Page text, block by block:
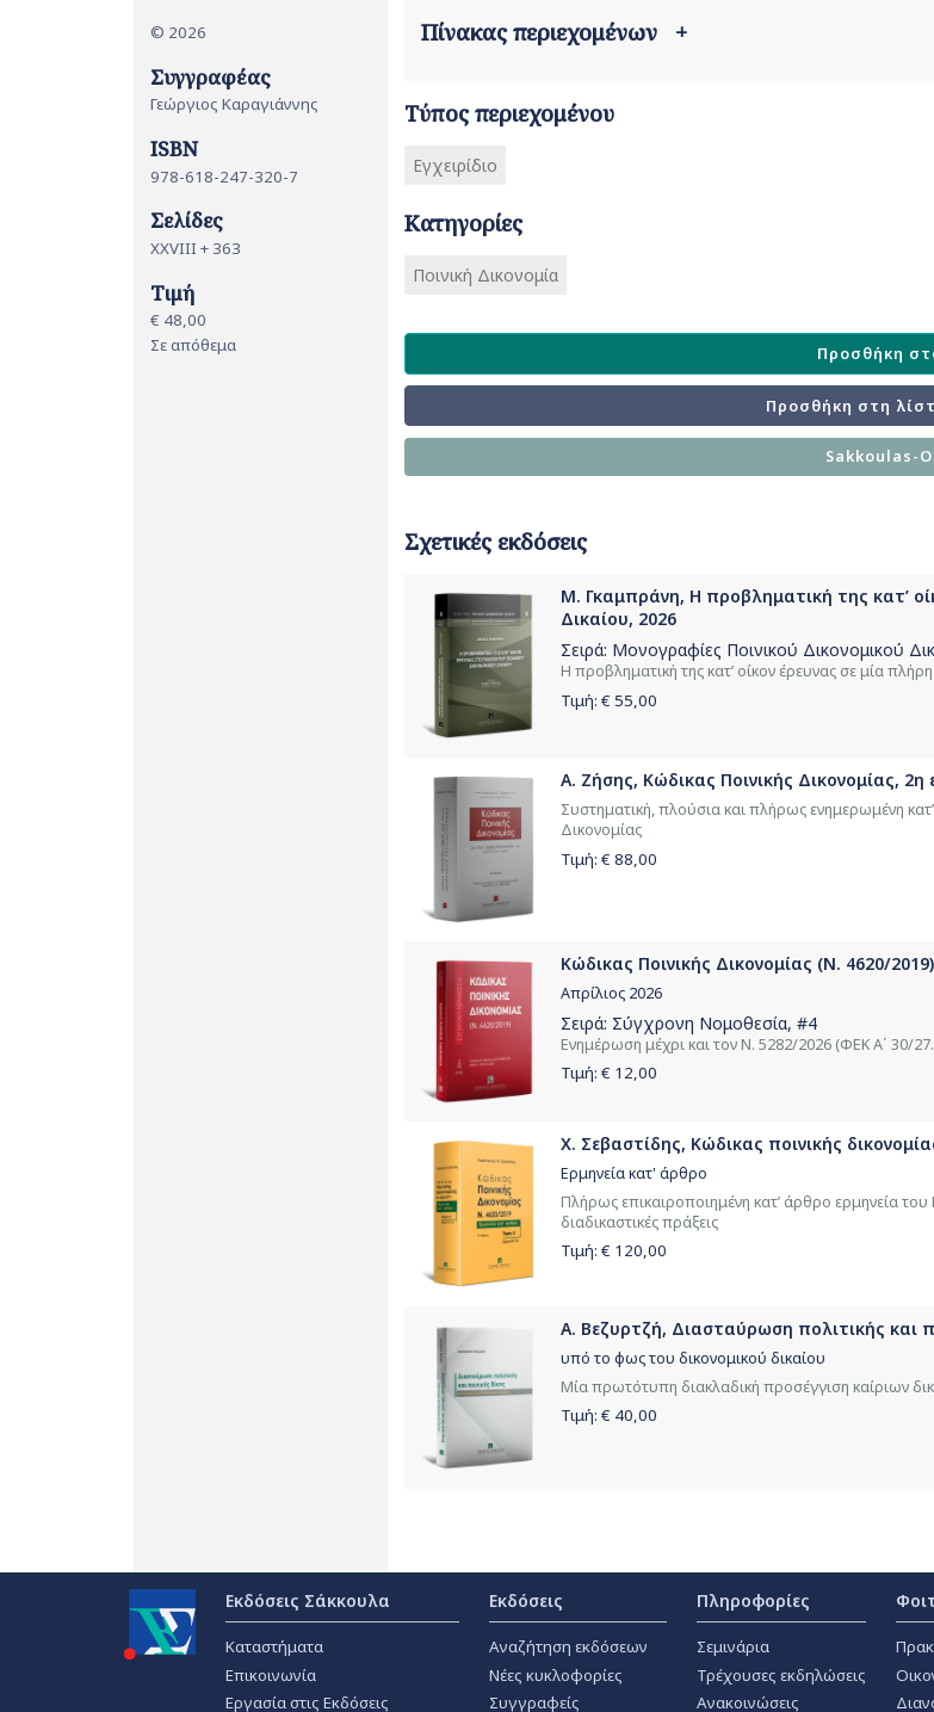
© 2026
Συγγραφέας
Γεώργιος Καραγιάννης
ISBN
978-618-247-320-7
Σελίδες
XXVIII + 363
Τιμή
€ 48,00
Σε απόθεμα
Πίνακας περιεχομένων +
Τύπος περιεχομένου
Εγχειρίδιο
Κατηγορίες
Ποινική Δικονομία
Προσθήκη
Προσθήκη στη
Sakkoulas-
Σχετικές εκδόσεις
Μ. Γκαμπράνη, Η προβληματική της κατ’
Δικαίου, 2026
Σειρά: Μονογραφίες Ποινικού Δικονομικού
Η προβληματική της κατ’ οίκον έρευνας σε μία
Τιμή: € 55,00
Α. Ζήσης, Κώδικας Ποινικής Δικονομίας, 2η
Συστηματική, πλούσια και πλήρως ενημερωμένη
Δικονομίας
Τιμή: € 88,00
Κώδικας Ποινικής Δικονομίας (Ν. 4620/
Απρίλιος 2026
Σειρά: Σύγχρονη Νομοθεσία, #4
Ενημέρωση μέχρι και τον Ν. 5282/2026 (ΦΕΚ Α΄ 30/
Τιμή: € 12,00
Χ. Σεβαστίδης, Κώδικας ποινικής
Ερμηνεία κατ' άρθρο
Πλήρως επικαιροποιημένη κατ’ άρθρο ερμηνεία
διαδικαστικές πράξεις
Τιμή: € 120,00
Α. Βεζυρτζή, Διασταύρωση πολιτικής και
υπό το φως του δικονομικού δικαίου
Μία πρωτότυπη διακλαδική προσέγγιση καίριων
Τιμή: € 40,00
Εκδόσεις Σάκκουλα
Καταστήματα
Επικοινωνία
Εργασία στις Εκδόσεις
Εκδόσεις
Αναζήτηση εκδόσεων
Νέες κυκλοφορίες
Συγγραφείς
Πληροφορίες
Σεμινάρια
Τρέχουσες εκδηλώσεις
Ανακοινώσεις